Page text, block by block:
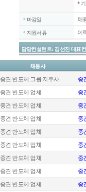
*
마감일 채
지원서류 이
담당컨설턴트: 김선진 대표
채용사
중견 반도체 그룹 지주사
중
중견 반도체 업체
중
중견 반도체 업체
중
중견 반도체 업체
중
중견 반도체 업체
중
중견 반도체 업체
중
중견 반도체 업체
중
중견 반도체 업체
중
중견 반도체 업체
중